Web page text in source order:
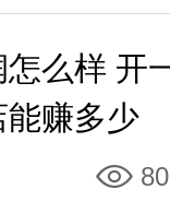
么样 开
赚多少
80